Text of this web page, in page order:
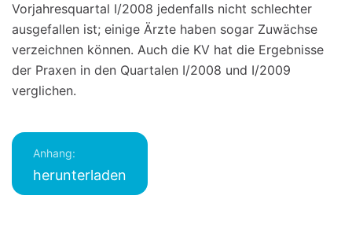
Vorjahresquartal I/2008 jedenfalls nicht schlechter
ausgefallen ist; einige Ärzte haben sogar Zuwächse
verzeichnen können. Auch die KV hat die Ergebnisse
der Praxen in den Quartalen I/2008 und I/2009
verglichen.
Anhang:
herunterladen